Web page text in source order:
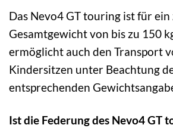
Das Nevo4 GT touring ist für ein
Gesamtgewicht von bis zu 150
ermöglicht auch den Transport
Kindersitzen unter Beachtung
entsprechenden
Ist die Federung des Nevo4 GT